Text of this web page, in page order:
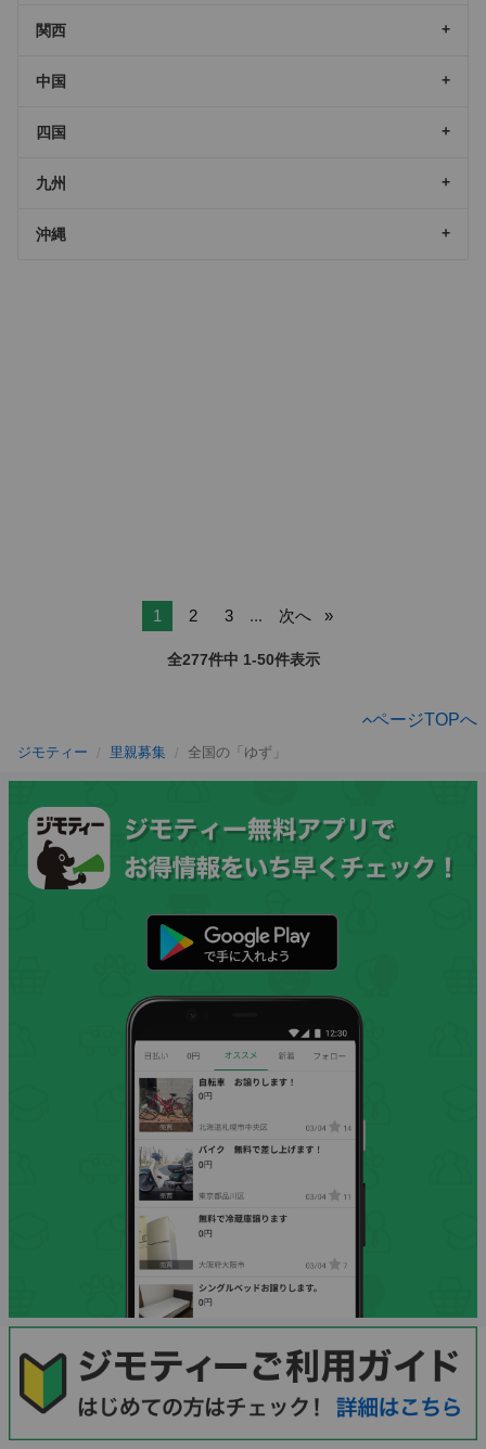
関西
中国
四国
九州
沖縄
1 2 3 ... 次へ
全277件中 1-50件表示
ページTOPへ
ジモティー 里親募集 全国の「ゆず」